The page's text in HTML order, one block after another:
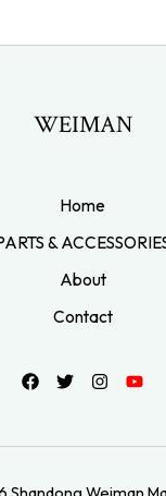
WEIMAN
Home
&
About
Contact